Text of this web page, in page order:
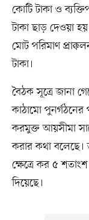
কোটি টাকা ও
টাকা ছাড় দেওয়া
মোট পরিমাণ
টাকা।
বৈঠক সূত্রে জানা
কাঠামো পুনর্গঠনের
করমুক্ত আয়সীমা
করার কথা বলেছে।
ক্ষেত্রে কর ৫
দিয়েছে।